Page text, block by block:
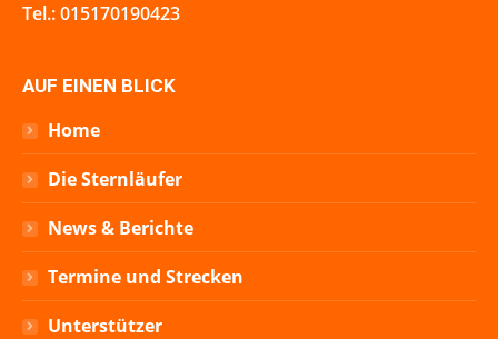
Tel.: 015170190423
AUF EINEN BLICK
Home
Die Sternläufer
News & Berichte
Termine und Strecken
Unterstützer